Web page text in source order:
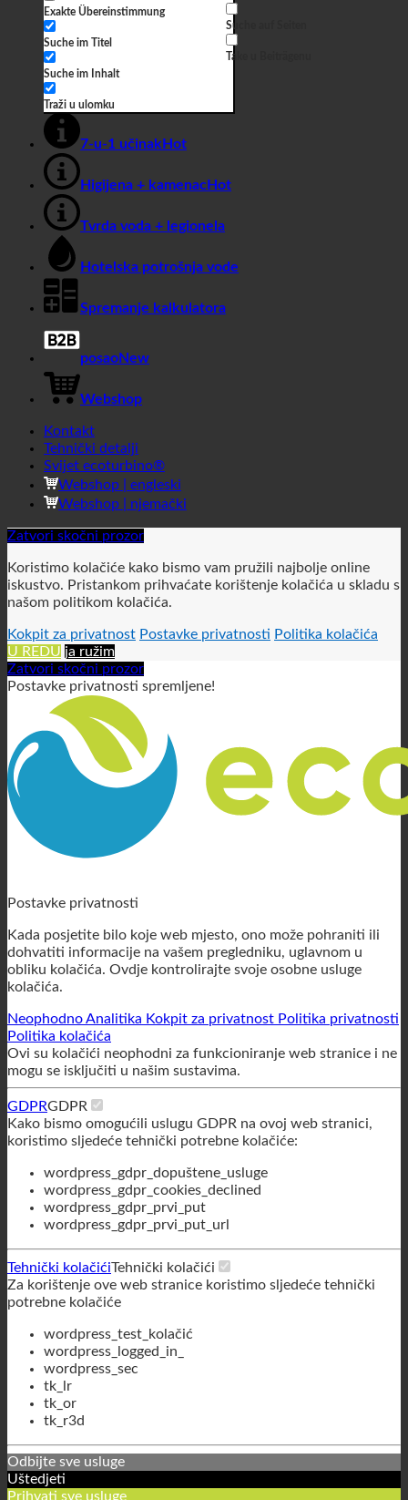
Generički filtri
Exakte Übereinstimmung
Suche im Titel
Suche im Inhalt
Traži u ulomku
Filtrirajte prema prilagođenoj
Suche auf Seiten
Webshop
Kontakt
Tehnički detalji
Svijet ecoturbino®
Webshop | engleski
Webshop | njemački
Zatvori skočni prozor
Koristimo kolačiće kako bismo vam pružili najbolje online
iskustvo. Pristankom prihvaćate korištenje kolačića u skladu s
našom politikom kolačića.
Kokpit za privatnost Postavke privatnosti
U REDU ja ružim
Zatvori skočni prozor
Postavke privatnosti spremljene!
Postavke privatnosti
Kada posjetite bilo koje web mjesto, ono može pohraniti ili
dohvatiti informacije na vašem pregledniku, uglavnom u
obliku kolačića. Ovdje kontrolirajte svoje osobne usluge
kolačića.
NeophodnoAnalitika Kokpit za privatnost Politika privatnosti
Politika kolačića
Ovi su kolačići neophodni za funkcioniranje web stranice i ne
mogu se isključiti u našim sustavima.
GDPRGDPR
Kako bismo omogućili uslugu GDPR na ovoj web stranici,
koristimo sljedeće tehnički potrebne kolačiće:
wordpress_gdpr_dopuštene_usluge
wordpress_gdpr_cookies_declined
wordpress_gdpr_prvi_put
wordpress_gdpr_prvi_put_url
Tehnički kolačićiTehnički kolačići
Za korištenje ove web stranice koristimo sljedeće tehnički
potrebne kolačiće
wordpress_test_kolačić
wordpress_logged_in_
wordpress_sec
tk_lr
tk_or
tk_r3d
Odbijte sve usluge